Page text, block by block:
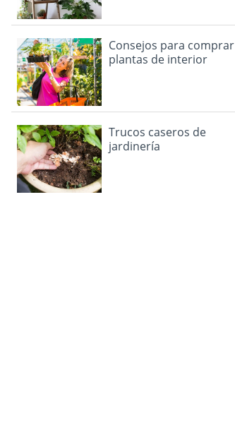
Consejos para comprar
plantas de interior
Trucos caseros de
jardinería